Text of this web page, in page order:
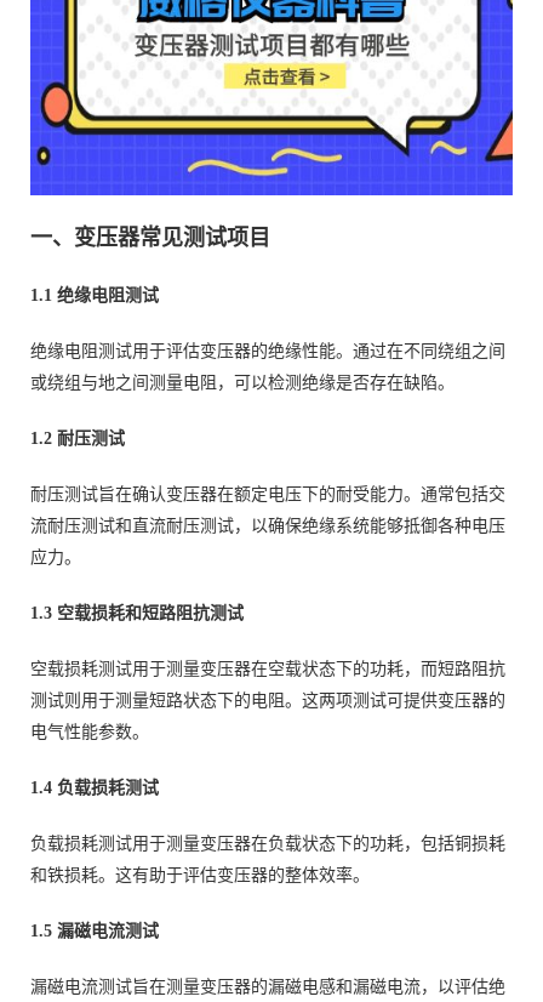
一、变压器常见测试项目
1.1 绝缘电阻测试
绝缘电阻测试用于评估变压器的绝缘性能。通过在不同绕组之间
或绕组与地之间测量电阻，可以检测绝缘是否存在缺陷。
1.2 耐压测试
耐压测试旨在确认变压器在额定电压下的耐受能力。通常包括交
流耐压测试和直流耐压测试，以确保绝缘系统能够抵御各种电压
应力。
1.3 空载损耗和短路阻抗测试
空载损耗测试用于测量变压器在空载状态下的功耗，而短路阻抗
测试则用于测量短路状态下的电阻。这两项测试可提供变压器的
电气性能参数。
1.4 负载损耗测试
负载损耗测试用于测量变压器在负载状态下的功耗，包括铜损耗
和铁损耗。这有助于评估变压器的整体效率。
1.5 漏磁电流测试
漏磁电流测试旨在测量变压器的漏磁电感和漏磁电流，以评估绝